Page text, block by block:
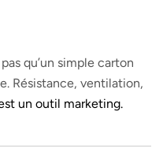
qu’un simple carton
Résistance, ventilation,
un outil marketing.